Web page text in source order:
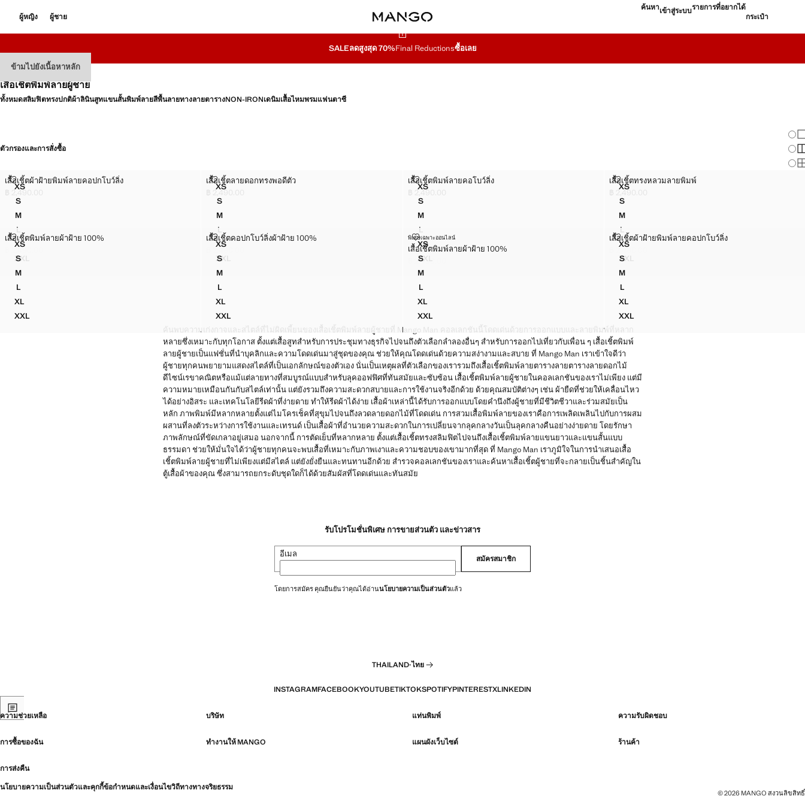
ข้ามไปยังเนื้อหาหลัก
ผู้หญิง ผู้ชาย
ค้นหาเข้าสู่ระบบรายการที่อยากได้
กระเป๋า
SALEลดสูงสุด 70%Final Reductionsซื้อเลย
เสื้อเชิ้ตพิมพ์ลายผู้ชาย
ทั้งหมดสลิมฟิตทรงปกติผ้าลินินสูทแขนสั้นพิมพ์ลายสีพื้นลายทางลายตารางNON-IRONเดนิมเสื้อไหมพรมแฟนตาซี
ตัวกรองและการสั่งซื้อ
เป
แ
แ
แ
ไซส์
XSเสื้อเชิ้ตผ้าฝ้ายพิมพ์ลายคอปกโบว์ลิ่ง
Sเสื้อเชิ้ตผ้าฝ้ายพิมพ์ลายคอปกโบว์ลิ่ง
Mเสื้อเชิ้ตผ้าฝ้ายพิมพ์ลายคอปกโบว์ลิ่ง
Lเสื้อเชิ้ตผ้าฝ้ายพิมพ์ลายคอปกโบว์ลิ่ง
XLเสื้อเชิ้ตผ้าฝ้ายพิมพ์ลายคอปกโบว์ลิ่ง
XXL
เสื้อเชิ้ตผ้าฝ้ายพิมพ์ลายคอปกโบว์ลิ่ง
เสื้อเชิ้ตผ้าฝ้ายพิมพ์ลายคอปกโบว์ลิ่ง
ราคาปัจจุบัน [฿ 2,490.00 ]
฿ 2,490.00
ไซส์
XSเสื้อเชิ้ตลายดอกทรงพอดีตัว
Sเสื้อเชิ้ตลายดอกทรงพอดีตัว
Mเสื้อเชิ้ตลายดอกทรงพอดีตัว
Lเสื้อเชิ้ตลายดอกทรงพอดีตัว
XLเสื้อเชิ้ตลายดอกทรงพอดีตัว
XXL
เสื้อเชิ้ตลายดอกทรงพอดีตัว
เสื้อเชิ้ตลายดอกทรงพอดีตัว
ราคาปัจจุบัน [฿ 2,490.00 ]
฿ 2,490.00
ไซส์
XSเสื้อเชิ้ตพิมพ์ลายคอโบว์ลิ่ง
Sเสื้อเชิ้ตพิมพ์ลายคอโบว์ลิ่ง
Mเสื้อเชิ้ตพิมพ์ลายคอโบว์ลิ่ง
Lเสื้อเชิ้ตพิมพ์ลายคอโบว์ลิ่ง
XLเสื้อเชิ้ตพิมพ์ลายคอโบว์ลิ่ง
XXL
เสื้อเชิ้ตพิมพ์ลายคอโบว์ลิ่ง
เสื้อเชิ้ตพิมพ์ลายคอโบว์ลิ่ง
ราคาปัจจุบัน [฿ 2,490.00 ]
฿ 2,490.00
ไซส์
XSเสื้อเชิ้ตทรงหลวมลายพิมพ์
Sเสื้อเชิ้ตทรงหลวมลายพิมพ์
Mเสื้อเชิ้ตทรงหลวมลายพิมพ์
Lเสื้อเชิ้ตทรงหลวมลายพิมพ์
XLเสื้อเชิ้ตทรงหลวมลายพิมพ์
XXL
เสื้อเชิ้ตทรงหลวมลายพิมพ์
เสื้อเชิ้ตทรงหลวมลายพิมพ์
ราคาปัจจุบัน [฿ 2,490.00 ]
฿ 2,490.00
ไซส์
XSเสื้อเชิ้ตพิมพ์ลายผ้าฝ้าย 100%
Sเสื้อเชิ้ตพิมพ์ลายผ้าฝ้าย 100%
Mเสื้อเชิ้ตพิมพ์ลายผ้าฝ้าย 100%
L
เสื้อเชิ้ตพิมพ์ลายผ้าฝ้าย 100%
XLเสื้อเชิ้ตพิมพ์ลายผ้าฝ้าย 100%
XXLเสื้อเชิ้ตพิมพ์ลายผ้าฝ้าย 100%
เสื้อเชิ้ตพิมพ์ลายผ้าฝ้าย 100%
เสื้อเชิ้ตพิมพ์ลายผ้าฝ้าย 100%
ราคาปัจจุบัน [฿ 2,490.00 ]
฿ 2,490.00
ไซส์
XSเสื้อเชิ้ตคอปกโบว์ลิ่งผ้าฝ้าย 100%
Sเสื้อเชิ้ตคอปกโบว์ลิ่งผ้าฝ้าย 100%
Mเสื้อเชิ้ตคอปกโบว์ลิ่งผ้าฝ้าย 100%
L
เสื้อเชิ้ตคอปกโบว์ลิ่งผ้าฝ้าย 100%
XLเสื้อเชิ้ตคอปกโบว์ลิ่งผ้าฝ้าย 100%
XXLเสื้อเชิ้ตคอปกโบว์ลิ่งผ้าฝ้าย 100%
เสื้อเชิ้ตคอปกโบว์ลิ่งผ้าฝ้าย 100%
เสื้อเชิ้ตคอปกโบว์ลิ่งผ้าฝ้าย 100%
ราคาปัจจุบัน [฿ 2,490.00 ]
฿ 2,490.00
ไซส์
XSเสื้อเชิ้ตพิมพ์ลายผ้าฝ้าย 100%
Sเสื้อเชิ้ตพิมพ์ลายผ้าฝ้าย 100%
Mเสื้อเชิ้ตพิมพ์ลายผ้าฝ้าย 100%
Lเสื้อเชิ้ตพิมพ์ลายผ้าฝ้าย 100%
XLเสื้อเชิ้ตพิมพ์ลายผ้าฝ้าย 100%
XXLเสื้อเชิ้ตพิมพ์ลายผ้าฝ้าย 100%
พิเศษเฉพาะออนไลน์
เสื้อเชิ้ตพิมพ์ลายผ้าฝ้าย 100%
เสื้อเชิ้ตพิมพ์ลายผ้าฝ้าย 100%
฿ 2,490.00
ไซส์
XSเสื้อเชิ้ตผ้าฝ้ายพิมพ์ลายคอปกโบว์ลิ่ง
Sเสื้อเชิ้ตผ้าฝ้ายพิมพ์ลายคอปกโบว์ลิ่ง
Mเสื้อเชิ้ตผ้าฝ้ายพิมพ์ลายคอปกโบว์ลิ่ง
Lเสื้อเชิ้ตผ้าฝ้ายพิมพ์ลายคอปกโบว์ลิ่ง
XLเสื้อเชิ้ตผ้าฝ้ายพิมพ์ลายคอปกโบว์ลิ่ง
XXLเสื้อเชิ้ตผ้าฝ้ายพิมพ์ลายคอปกโบว์ลิ่ง
เสื้อเชิ้ตผ้าฝ้ายพิมพ์ลายคอปกโบว์ลิ่ง
เสื้อเชิ้ตผ้าฝ้ายพิมพ์ลายคอปกโบว์ลิ่ง
ราคาปัจจุบัน [฿ 2,490.00 ]
฿ 2,490.00
ค้นพบความเก่งกาจและสไตล์ที่ไม่ผิดเพี้ยนของเสื้อเชิ้ตพิมพ์ลายผู้ชายที่ Mango Man คอลเลกชันนี้โดดเด่นด้วยการออกแบบและลายพิมพ์ที่หลาก
หลายซึ่งเหมาะกับทุกโอกาส ตั้งแต่เสื้อสูทสําหรับการประชุมทางธุรกิจไปจนถึงตัวเลือกลําลองอื่นๆ สําหรับการออกไปเที่ยวกับเพื่อน ๆ เสื้อเชิ้ตพิมพ์
ลายผู้ชายเป็นแฟชั่นที่นําบุคลิกและความโดดเด่นมาสู่ชุดของคุณ ช่วยให้คุณโดดเด่นด้วยความสง่างามและสบาย ที่ Mango Man เราเข้าใจดีว่า
ผู้ชายทุกคนพยายามแสดงสไตล์ที่เป็นเอกลักษณ์ของตัวเอง นั่นเป็นเหตุผลที่ตัวเลือกของเรารวมถึงเสื้อเชิ้ตพิมพ์ลายตารางลายตารางลายดอกไม้
ดีไซน์เรขาคณิตหรือแม้แต่ลายทางที่สมบูรณ์แบบสําหรับลุคออฟฟิศที่ทันสมัยและซับซ้อน เสื้อเชิ้ตพิมพ์ลายผู้ชายในคอลเลกชันของเราไม่เพียง แต่มี
ความหมายเหมือนกันกับสไตล์เท่านั้น แต่ยังรวมถึงความสะดวกสบายและการใช้งานจริงอีกด้วย ด้วยคุณสมบัติต่างๆ เช่น ผ้ายืดที่ช่วยให้เคลื่อนไหว
ได้อย่างอิสระ และเทคโนโลยีรีดผ้าที่ง่ายดาย ทําให้รีดผ้าได้ง่าย เสื้อผ้าเหล่านี้ได้รับการออกแบบโดยคํานึงถึงผู้ชายที่มีชีวิตชีวาและร่วมสมัยเป็น
หลัก ภาพพิมพ์มีหลากหลายตั้งแต่ไมโครเช็คที่สุขุมไปจนถึงลวดลายดอกไม้ที่โดดเด่น การสวมเสื้อพิมพ์ลายของเราคือการเพลิดเพลินไปกับการผสม
ผสานที่ลงตัวระหว่างการใช้งานและเทรนด์ เป็นเสื้อผ้าที่อํานวยความสะดวกในการเปลี่ยนจากลุคกลางวันเป็นลุคกลางคืนอย่างง่ายดาย โดยรักษา
ภาพลักษณ์ที่ขัดเกลาอยู่เสมอ นอกจากนี้ การตัดเย็บที่หลากหลาย ตั้งแต่เสื้อเชิ้ตทรงสลิมฟิตไปจนถึงเสื้อเชิ้ตพิมพ์ลายแขนยาวและแขนสั้นแบบ
ธรรมดา ช่วยให้มั่นใจได้ว่าผู้ชายทุกคนจะพบเสื้อที่เหมาะกับภาพเงาและความชอบของเขามากที่สุด ที่ Mango Man เราภูมิใจในการนําเสนอเสื้อ
เชิ้ตพิมพ์ลายผู้ชายที่ไม่เพียงแต่มีสไตล์ แต่ยังยั่งยืนและทนทานอีกด้วย สํารวจคอลเลกชันของเราและค้นหาเสื้อเชิ้ตผู้ชายที่จะกลายเป็นชิ้นสําคัญใน
ตู้เสื้อผ้าของคุณ ซึ่งสามารถยกระดับชุดใดก็ได้ด้วยสัมผัสที่โดดเด่นและทันสมัย
รับโปรโมชั่นพิเศษ การขายส่วนตัว และข่าวสาร
อีเมล สมัครสมาชิก
โดยการสมัคร คุณยืนยันว่าคุณได้อ่านนโยบายความเป็นส่วนตัวแล้ว
THAILAND·ไทย
INSTAGRAMFACEBOOKYOUTUBETIKTOKSPOTIFYPINTERESTXLINKEDIN
ความช่วยเหลือ บริษัท แท่นพิมพ์ ความรับผิดชอบ
การซื้อของฉัน ทำงานให้ MANGO แผนผังเว็บไซต์ ร้านค้า
การส่งคืน
นโยบายความเป็นส่วนตัวและคุกกี้ข้อกำหนดและเงื่อนไขวิถีทางทางจริยธรรม
© 2026 MANGO สงวนลิขสิทธิ์